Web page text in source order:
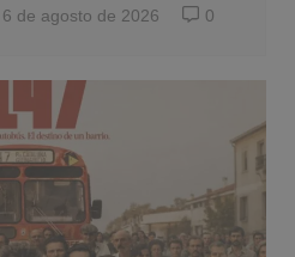
6 de agosto de 2026 0